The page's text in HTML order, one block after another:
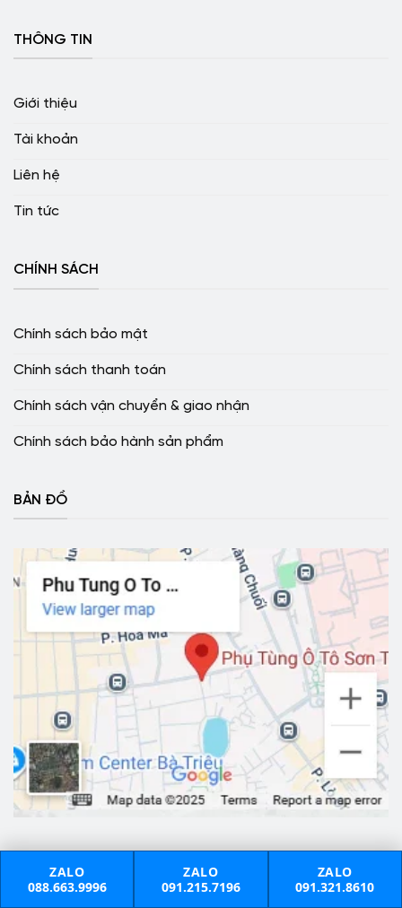
THÔNG TIN
Giới thiệu
Tài khoản
Liên hệ
Tin tức
CHÍNH SÁCH
Chính sách bảo mật
Chính sách thanh toán
Chính sách vận chuyển & giao nhận
Chính sách bảo hành sản phẩm
BẢN ĐỒ
ZALO
088.663.9996
ZALO
091.215.7196
ZALO
091.321.8610